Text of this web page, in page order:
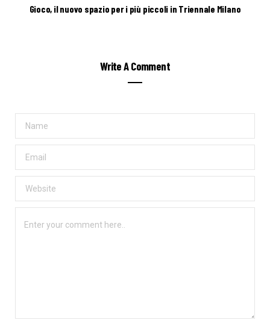
Gioco, il nuovo spazio per i più piccoli in Triennale Milano
Write A Comment